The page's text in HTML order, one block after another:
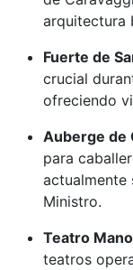
arquitectura
Fuerte de
crucial
ofreciendo
Auberge de
para
actualmente
Ministro.
Teatro
teatros